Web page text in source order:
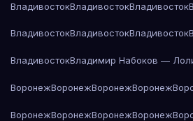
ВладивостокВладивостокВладивосток
ВладивостокВладивостокВладивосток
ВладивостокВладимир Набоков —
ВоронежВоронежВоронежВоронеж
ВоронежВоронежВоронежВоронеж